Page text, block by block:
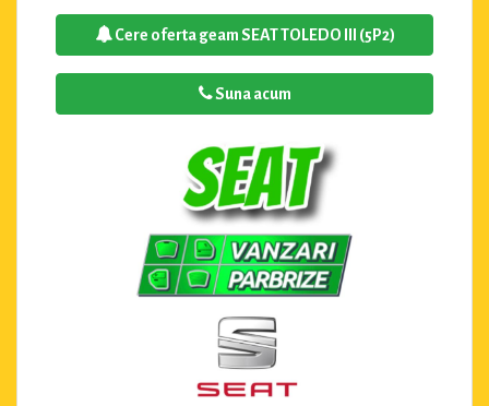
Cere oferta geam SEAT TOLEDO III (5P2)
Suna acum